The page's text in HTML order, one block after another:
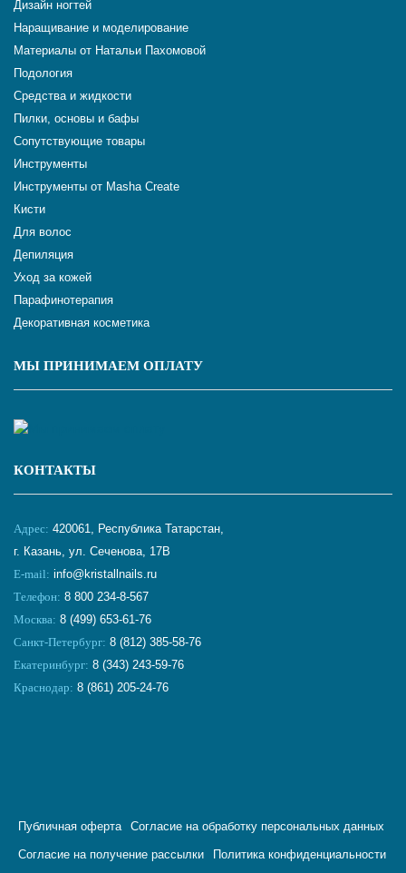
Дизайн ногтей
Наращивание и моделирование
Материалы от Натальи Пахомовой
Подология
Средства и жидкости
Пилки, основы и бафы
Сопутствующие товары
Инструменты
Инструменты от Masha Create
Кисти
Для волос
Депиляция
Уход за кожей
Парафинотерапия
Декоративная косметика
МЫ ПРИНИМАЕМ ОПЛАТУ
КОНТАКТЫ
Адрес: 420061, Республика Татарстан,
г. Казань, ул. Сеченова, 17В
E-mail: info@kristallnails.ru
Телефон: 8 800 234-8-567
Москва: 8 (499) 653-61-76
Санкт-Петербург: 8 (812) 385-58-76
Екатеринбург: 8 (343) 243-59-76
Краснодар: 8 (861) 205-24-76
Публичная оферта Согласие на обработку персональных данных
Согласие на получение рассылки Политика конфиденциальности